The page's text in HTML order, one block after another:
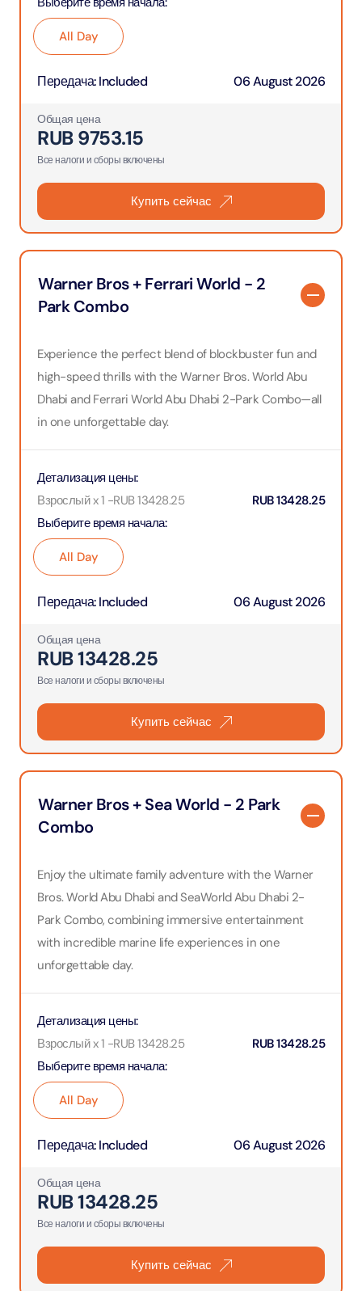
All Day
Передача:Included 06 August 2026
Общая цена
RUB9753.15
Все налоги и сборы включены
Купить сейчас
Warner Bros + Ferrari World - 2
Park Combo
Experience the perfect blend of blockbuster fun and
high-speed thrills with the Warner Bros. World Abu
Dhabi and Ferrari World Abu Dhabi 2-Park Combo—all
in one unforgettable day.
Выберите время начала:
All Day
Детализация цены:
Взрослый x 1 -RUB13428.25 RUB13428.25
Передача:Included 06 August 2026
Общая цена
RUB13428.25
Все налоги и сборы включены
Купить сейчас
Warner Bros + Sea World - 2 Park
Combo
Enjoy the ultimate family adventure with the Warner
Bros. World Abu Dhabi and SeaWorld Abu Dhabi 2-
Park Combo, combining immersive entertainment
with incredible marine life experiences in one
unforgettable day.
Выберите время начала:
All Day
Детализация цены:
Взрослый x 1 -RUB13428.25 RUB13428.25
Передача:Included 06 August 2026
Общая цена
RUB13428.25
Все налоги и сборы включены
Купить сейчас